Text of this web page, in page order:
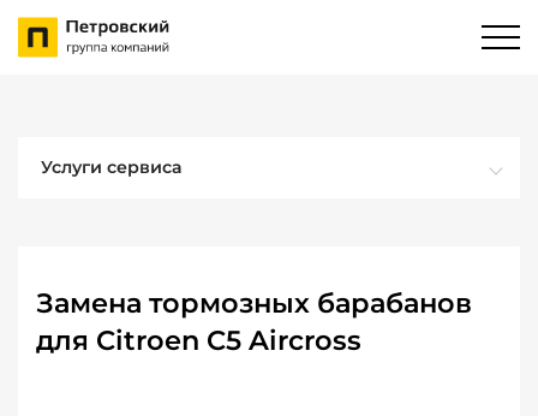
Услуги сервиса
Замена тормозных барабанов
для Citroen C5 Aircross